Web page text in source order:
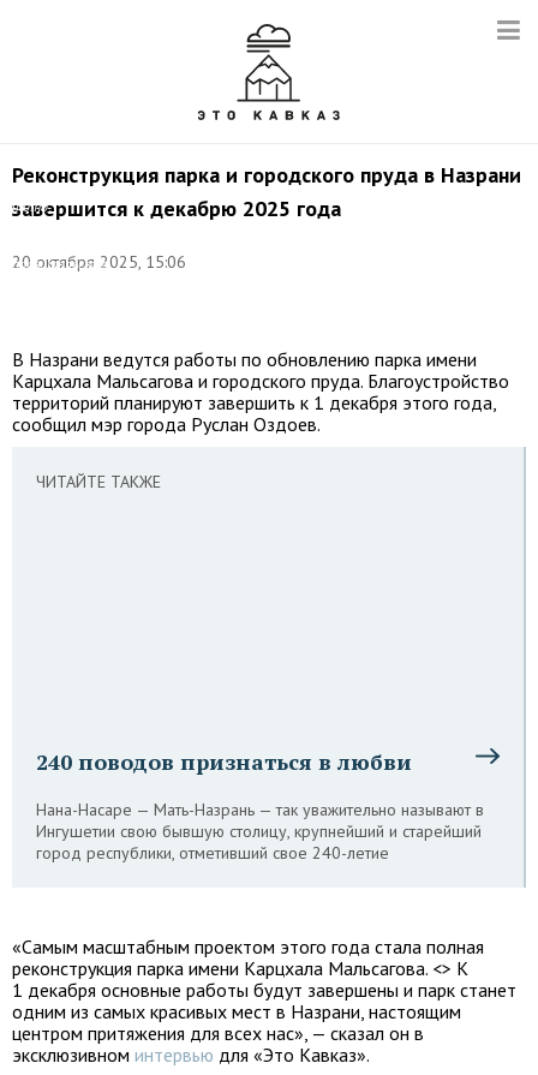
Реконструкция парка и городского пруда в Назрани
завершится к декабрю 2025 года
20 октября 2025, 15:06
Фото:
правительства
В Назрани ведутся работы по обновлению парка имени
Карцхала Мальсагова и городского пруда. Благоустройство
территорий планируют завершить к 1 декабря этого года,
сообщил мэр города Руслан Оздоев.
ЧИТАЙТЕ ТАКЖЕ
240 поводов признаться в любви
Нана-Насаре — Мать-Назрань — так уважительно называют в
Ингушетии свою бывшую столицу, крупнейший и старейший
город республики, отметивший свое 240-летие
«Самым масштабным проектом этого года стала полная
реконструкция парка имени Карцхала Мальсагова. <> К
1 декабря основные работы будут завершены и парк станет
одним из самых красивых мест в Назрани, настоящим
центром притяжения для всех нас», — сказал он в
эксклюзивном интервью для «Это Кавказ».